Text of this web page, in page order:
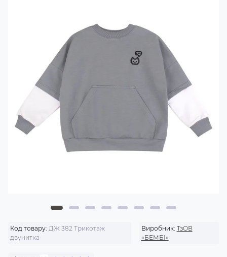
Код товару: ДЖ 382 Трикотаж
двунитка
Виробник: ТзОВ
«БЕМБІ»